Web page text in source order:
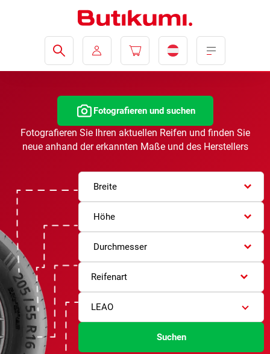
Fotografieren und suchen
Fotografieren Sie Ihren aktuellen Reifen und finden Sie
neue anhand der erkannten Maße und des Herstellers
Breite
Höhe
Durchmesser
Reifenart
LEAO
Suchen